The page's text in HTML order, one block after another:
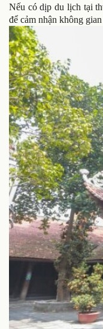
Nếu có dịp du lịch tại
để cảm nhận không